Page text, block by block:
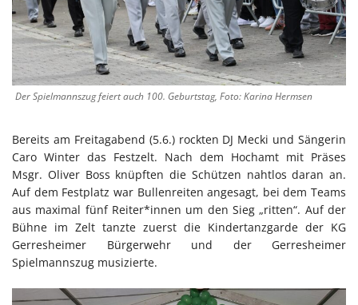
Der Spielmannszug feiert auch 100. Geburtstag, Foto: Karina Hermsen
Bereits am Freitagabend (5.6.) rockten DJ Mecki und Sängerin
Caro Winter das Festzelt. Nach dem Hochamt mit Präses
Msgr. Oliver Boss knüpften die Schützen nahtlos daran an.
Auf dem Festplatz war Bullenreiten angesagt, bei dem Teams
aus maximal fünf Reiter*innen um den Sieg „ritten“. Auf der
Bühne im Zelt tanzte zuerst die Kindertanzgarde der KG
Gerresheimer Bürgerwehr und der Gerresheimer
Spielmannszug musizierte.